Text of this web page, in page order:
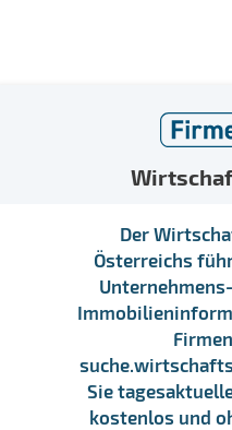
Der
Österreichs
Sie
kostenlos und